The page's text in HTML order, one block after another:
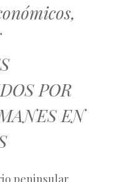
POR
EN
peninsular